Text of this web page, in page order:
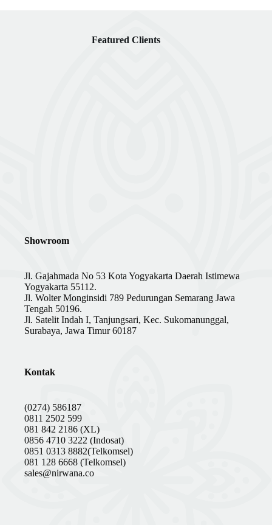
Featured Clients
Showroom
Jl. Gajahmada No 53 Kota Yogyakarta Daerah Istimewa
Yogyakarta 55112.
Jl. Wolter Monginsidi 789 Pedurungan Semarang Jawa
Tengah 50196.
Jl. Satelit Indah I, Tanjungsari, Kec. Sukomanunggal,
Surabaya, Jawa Timur 60187
Kontak
(0274) 586187
0811 2502 599
081 842 2186 (XL)
0856 4710 3222 (Indosat)
0851 0313 8882(Telkomsel)
081 128 6668 (Telkomsel)
sales@nirwana.co